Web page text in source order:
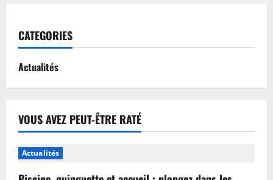
CATEGORIES
Actualités
VOUS AVEZ PEUT-ÊTRE RATÉ
Actualités